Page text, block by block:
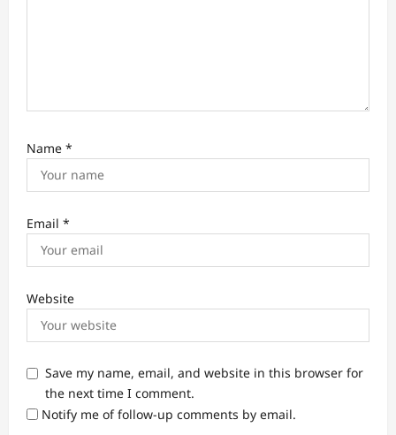
Name *
Email *
Website
Save my name, email, and website in this browser for
the next time I comment.
Notify me of follow-up comments by email.